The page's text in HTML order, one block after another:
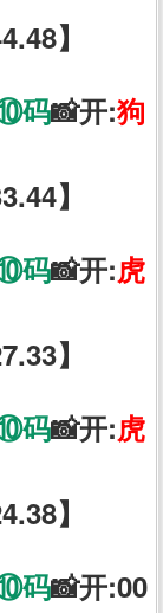
】
码📸开:狗
】
码📸开:虎
】
码📸开:虎
】
码📸开:00